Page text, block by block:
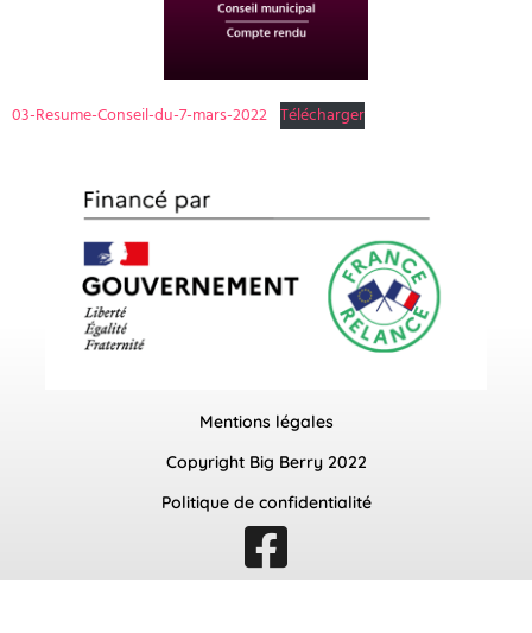
03-Resume-Conseil-du-7-mars-2022 Télécharger
Mentions légales
Copyright Big Berry 2022
Politique de confidentialité